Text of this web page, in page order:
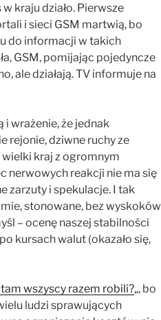
kraju działo. Pierwsze
i sieci GSM martwią, bo
do informacji w takich
GSM, pomijając pojedyncze
ale działają. TV informuje na
i wrażenie, że jednak
rejonie, dziwne ruchy ze
wielki kraj z ogromnym
nerwowych reakcji nie ma się
zarzuty i spekulacje. I tak
stonowane, bez wyskoków
– ocenę naszej stabilności
kursach walut (okazało się,
wszyscy razem robili?„, bo
ludzi sprawujących